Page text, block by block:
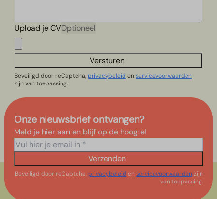
Upload je CVOptioneel
Versturen
Beveiligd door reCaptcha, privacybeleid enservicevoorwaarden
zijn van toepassing.
Onze nieuwsbrief ontvangen?
Meld je hier aan en blijf op de hoogte!
Verzenden
Beveiligd door reCaptcha, privacybeleid enservicevoorwaarden zijn
van toepassing.